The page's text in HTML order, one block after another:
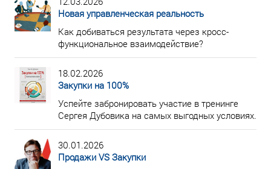
Новая управленческая реальность
Как добиваться результата через кросс-
функциональное взаимодействие?
18.02.2026
Закупки на 100%
Успейте забронировать участие в тренинге
Сергея Дубовика на самых выгодных условиях.
30.01.2026
Продажи VS Закупки